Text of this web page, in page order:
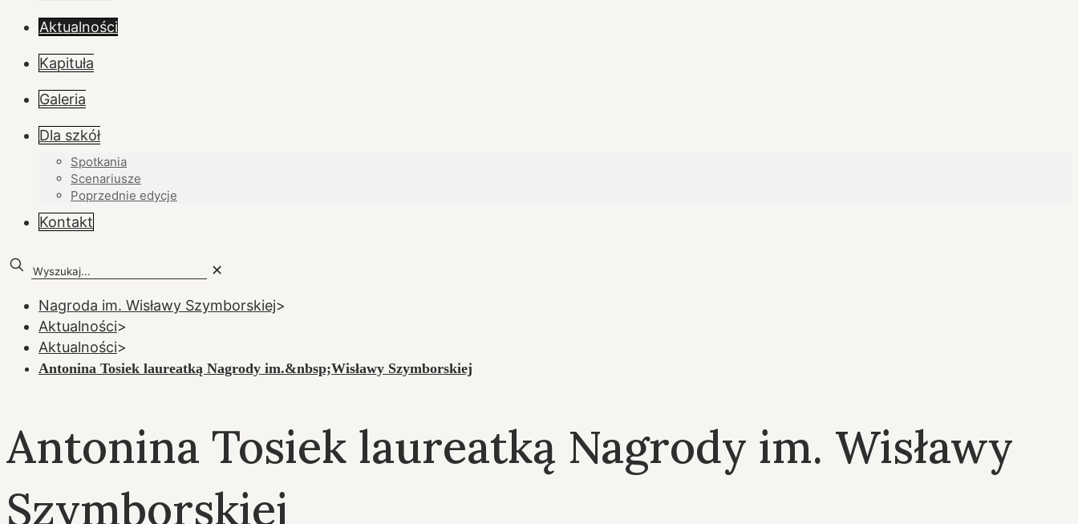
Aktualności
Kapituła
Galeria
Dla szkół
Spotkania
Scenariusze
Poprzednie edycje
Kontakt
✕
Nagroda im. Wisławy Szymborskiej>
Aktualności>
Aktualności>
Antonina Tosiek laureatką Nagrody im.&nbsp;Wisławy Szymborskiej
Antonina Tosiek laureatką Nagrody im. Wisławy
Szymborskiej